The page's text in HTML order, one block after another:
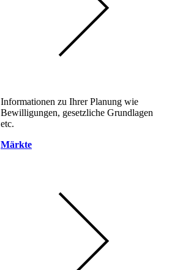
Informationen zu Ihrer Planung wie
Bewilligungen, gesetzliche Grundlagen
etc.
Märkte